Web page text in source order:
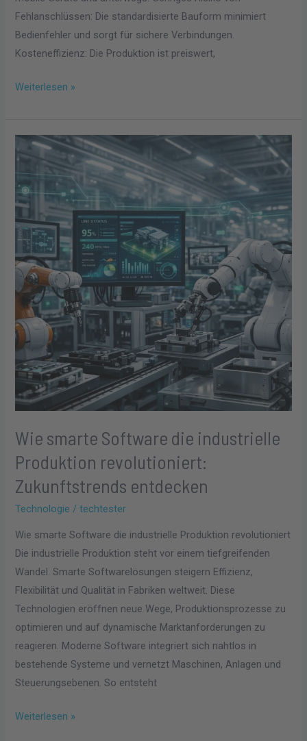
Fehlanschlüssen: Die standardisierte Bauform minimiert
Bedienfehler und sorgt für sichere Verbindungen.
Kosteneffizienz: Die Produktion ist preiswert,
Weiterlesen »
Wie smarte Software die industrielle
Produktion revolutioniert:
Zukunftstrends entdecken
Technologie /techtester
Wie smarte Software die industrielle Produktion revolutioniert
Die industrielle Produktion steht vor einem tiefgreifenden
Wandel. Smarte Softwarelösungen steigern Effizienz,
Flexibilität und Qualität in Fabriken weltweit. Diese
Technologien eröffnen neue Wege, Produktionsprozesse zu
optimieren und auf dynamische Marktanforderungen zu
reagieren. Moderne Software integriert sich nahtlos in
bestehende Systeme und vernetzt Maschinen, Anlagen und
Steuerungsebenen. So entsteht
Wie
smarte
Software
die
industrielle
Produktion
revolutioniert:
Zukunftstrends
entdecken
Weiterlesen »